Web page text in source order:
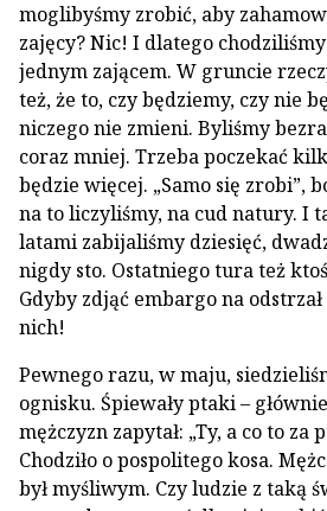
moglibyśmy zrobić, aby
zajęcy? Nic! I dlatego
jednym zającem. W gruncie
też, że to, czy będziemy, czy nie
niczego nie zmieni. Byliśmy
coraz mniej. Trzeba poczekać
będzie więcej. „Samo się zrobi”,
na to liczyliśmy, na cud natury. I
latami zabijaliśmy dziesięć,
nigdy sto. Ostatniego tura też
Gdyby zdjąć embargo na
nich!
Pewnego razu, w maju,
ognisku. Śpiewały ptaki –
mężczyzn zapytał: „Ty, a co to za
Chodziło o pospolitego kosa.
był myśliwym. Czy ludzie z taką